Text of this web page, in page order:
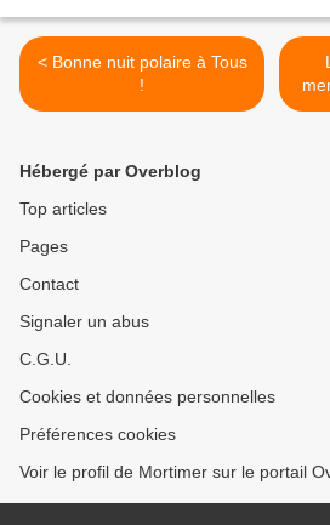
< Bonne nuit polaire à Tous
!
Hébergé par Overblog
Top articles
Pages
Contact
Signaler un abus
C.G.U.
Cookies et données personnelles
Préférences cookies
Voir le profil de Mortimer sur le portail